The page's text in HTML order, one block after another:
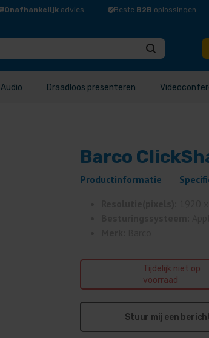
Onafhankelijk advies Beste B2B oplossingen
Audio Draadloos presenteren
Barco
Productinformatie
Tijdelijk niet op
voorraad
Stuur mij een